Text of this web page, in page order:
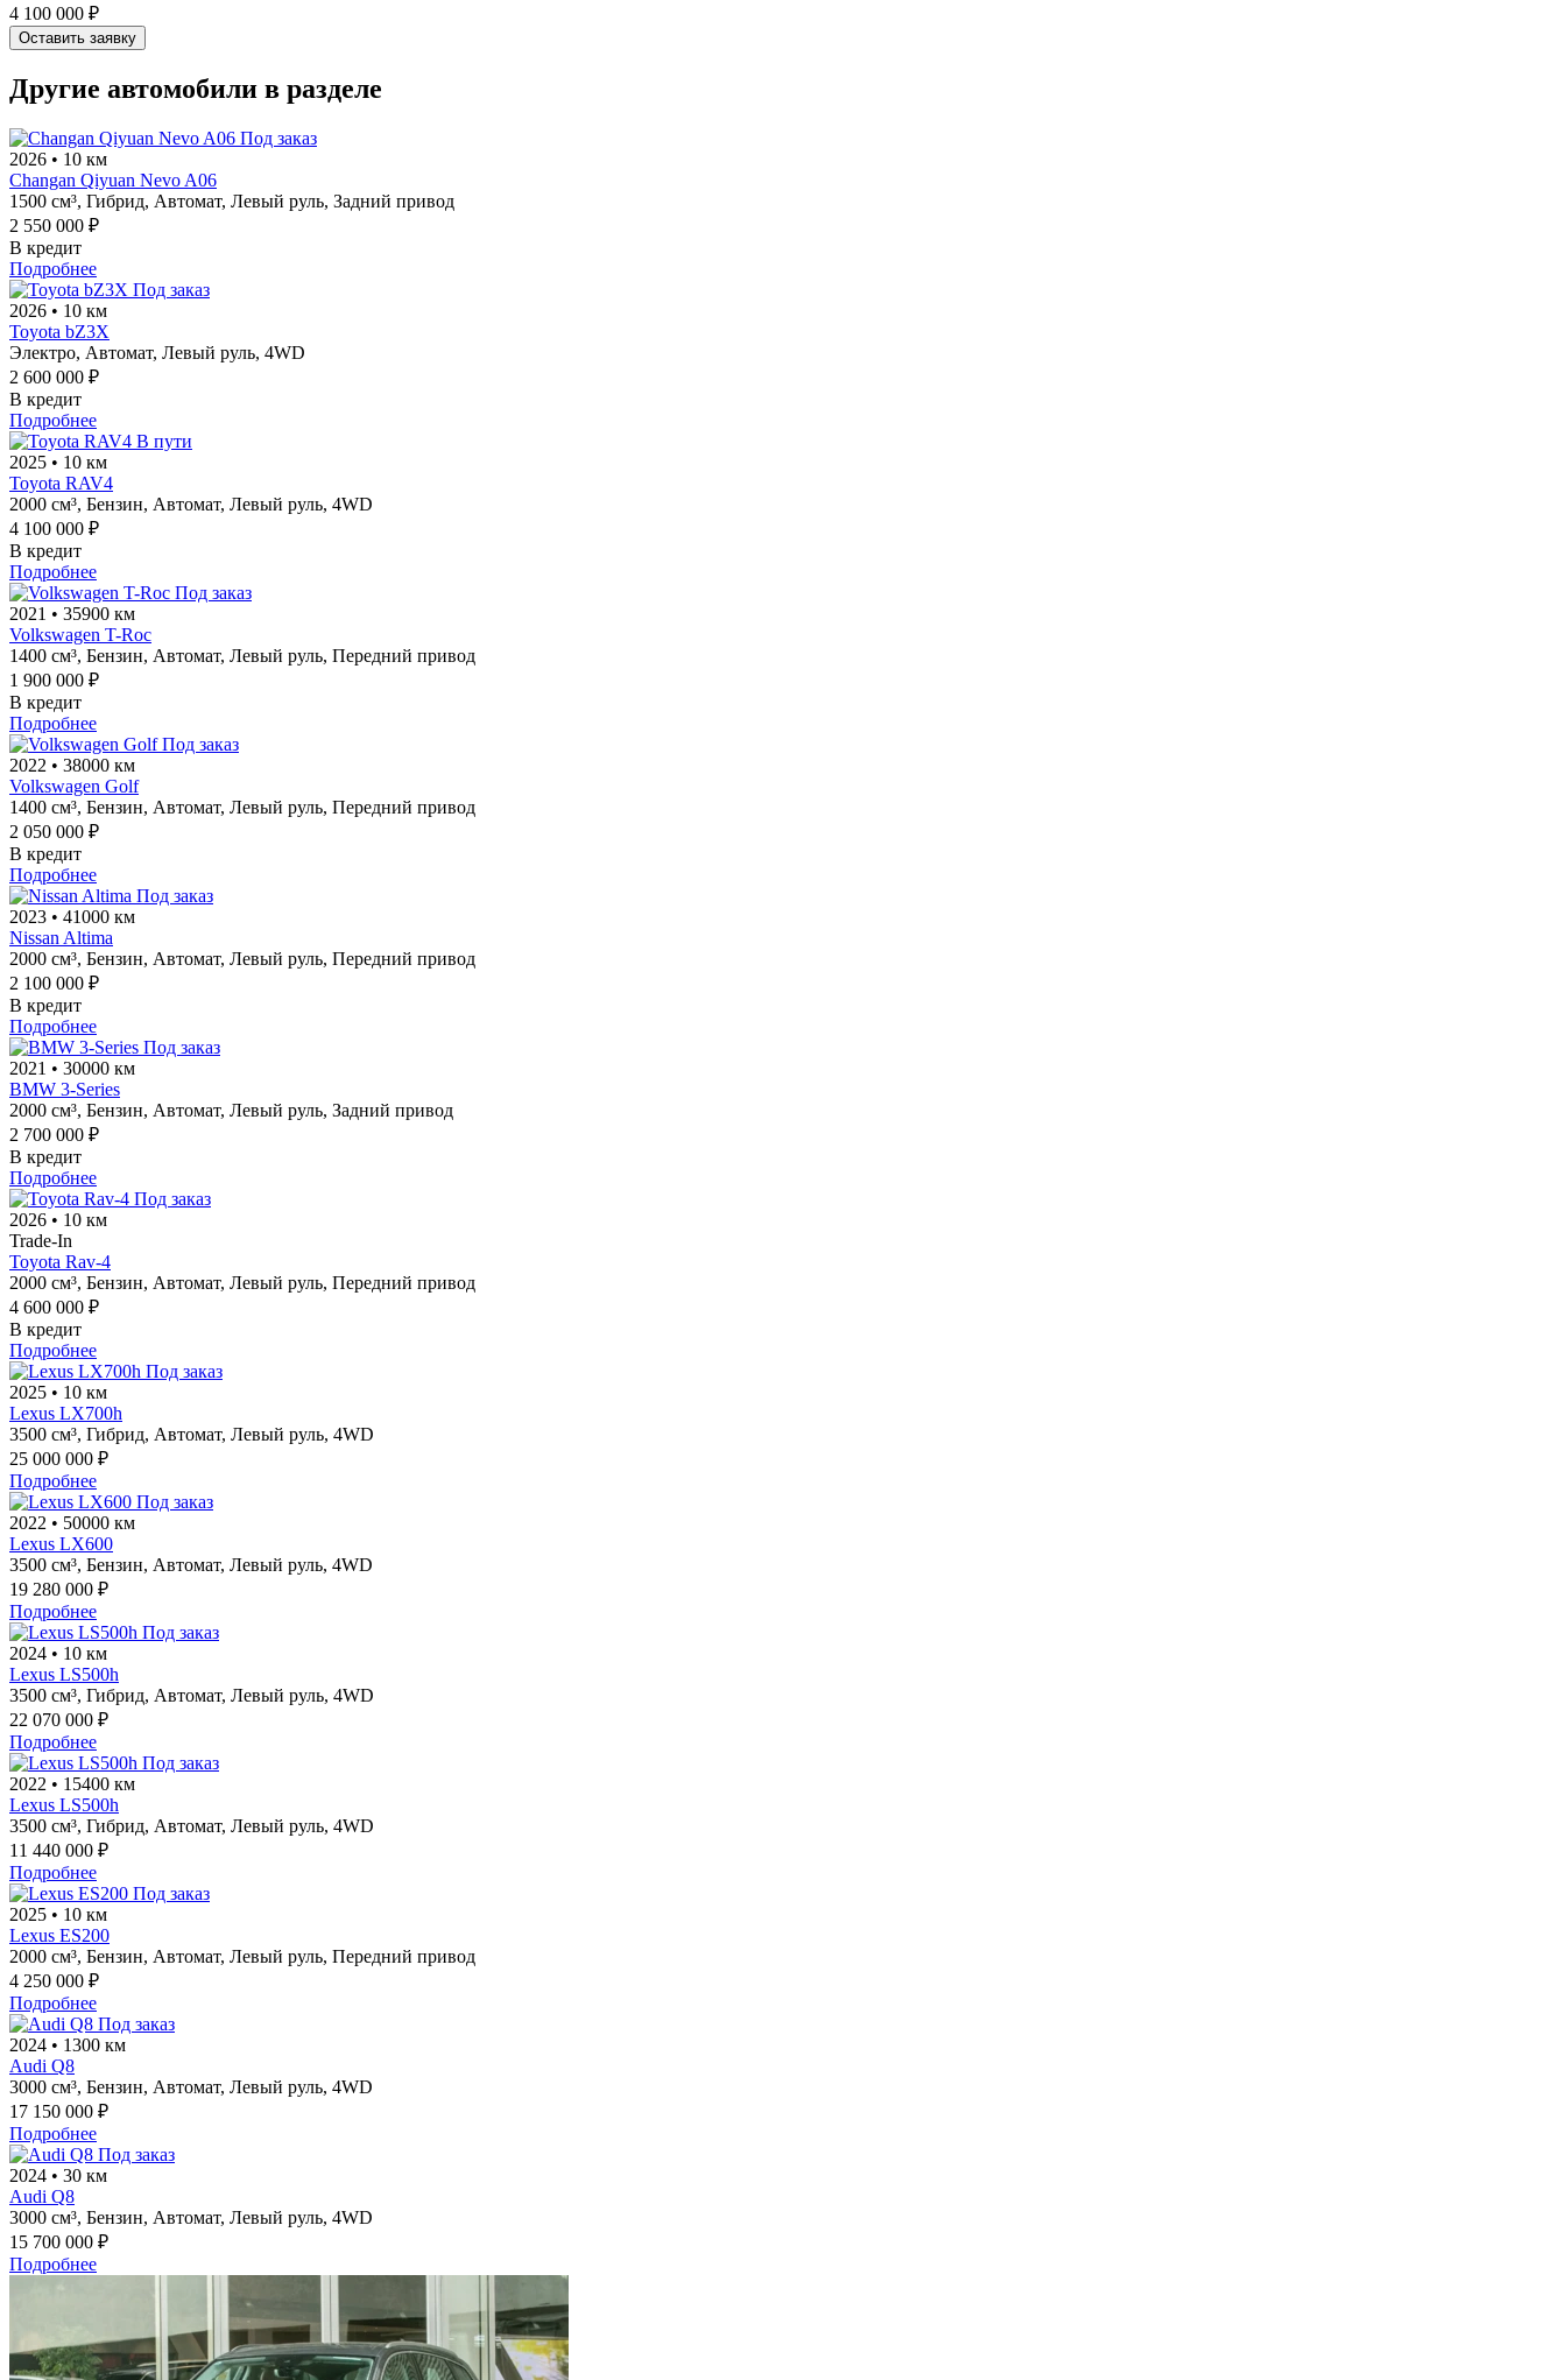
4 100 000 ₽
Оставить заявку
Другие автомобили в разделе
Под заказ
2026 • 10 км
Changan Qiyuan Nevo A06
1500 см³, Гибрид, Автомат, Левый руль, Задний привод
2 550 000 ₽
В кредит
Подробнее
Под заказ
2026 • 10 км
Toyota bZ3X
Электро, Автомат, Левый руль, 4WD
2 600 000 ₽
В кредит
Подробнее
В пути
2025 • 10 км
Toyota RAV4
2000 см³, Бензин, Автомат, Левый руль, 4WD
4 100 000 ₽
В кредит
Подробнее
Под заказ
2021 • 35900 км
Volkswagen T-Roc
1400 см³, Бензин, Автомат, Левый руль, Передний привод
1 900 000 ₽
В кредит
Подробнее
Под заказ
2022 • 38000 км
Volkswagen Golf
1400 см³, Бензин, Автомат, Левый руль, Передний привод
2 050 000 ₽
В кредит
Подробнее
Под заказ
2023 • 41000 км
Nissan Altima
2000 см³, Бензин, Автомат, Левый руль, Передний привод
2 100 000 ₽
В кредит
Подробнее
Под заказ
2021 • 30000 км
BMW 3-Series
2000 см³, Бензин, Автомат, Левый руль, Задний привод
2 700 000 ₽
В кредит
Подробнее
Под заказ
2026 • 10 км
Trade-In
Toyota Rav-4
2000 см³, Бензин, Автомат, Левый руль, Передний привод
4 600 000 ₽
В кредит
Подробнее
Под заказ
2025 • 10 км
Lexus LX700h
3500 см³, Гибрид, Автомат, Левый руль, 4WD
25 000 000 ₽
Подробнее
Под заказ
2022 • 50000 км
Lexus LX600
3500 см³, Бензин, Автомат, Левый руль, 4WD
19 280 000 ₽
Подробнее
Под заказ
2024 • 10 км
Lexus LS500h
3500 см³, Гибрид, Автомат, Левый руль, 4WD
22 070 000 ₽
Подробнее
Под заказ
2022 • 15400 км
Lexus LS500h
3500 см³, Гибрид, Автомат, Левый руль, 4WD
11 440 000 ₽
Подробнее
Под заказ
2025 • 10 км
Lexus ES200
2000 см³, Бензин, Автомат, Левый руль, Передний привод
4 250 000 ₽
Подробнее
Под заказ
2024 • 1300 км
Audi Q8
3000 см³, Бензин, Автомат, Левый руль, 4WD
17 150 000 ₽
Подробнее
Под заказ
2024 • 30 км
Audi Q8
3000 см³, Бензин, Автомат, Левый руль, 4WD
15 700 000 ₽
Подробнее